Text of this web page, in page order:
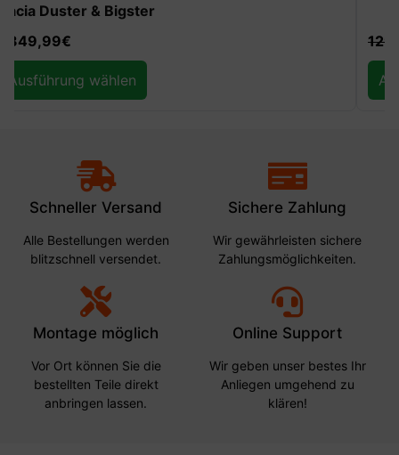
129,99
Ausführung wählen
Schneller Versand
Alle Bestellungen werden
blitzschnell versendet.
Sichere Zahlung
Wir gewährleisten sichere
Zahlungsmöglichkeiten.
Montage möglich
Vor Ort können Sie die
bestellten Teile direkt
anbringen lassen.
Online Support
Wir geben unser bestes Ihr
Anliegen umgehend zu
klären!